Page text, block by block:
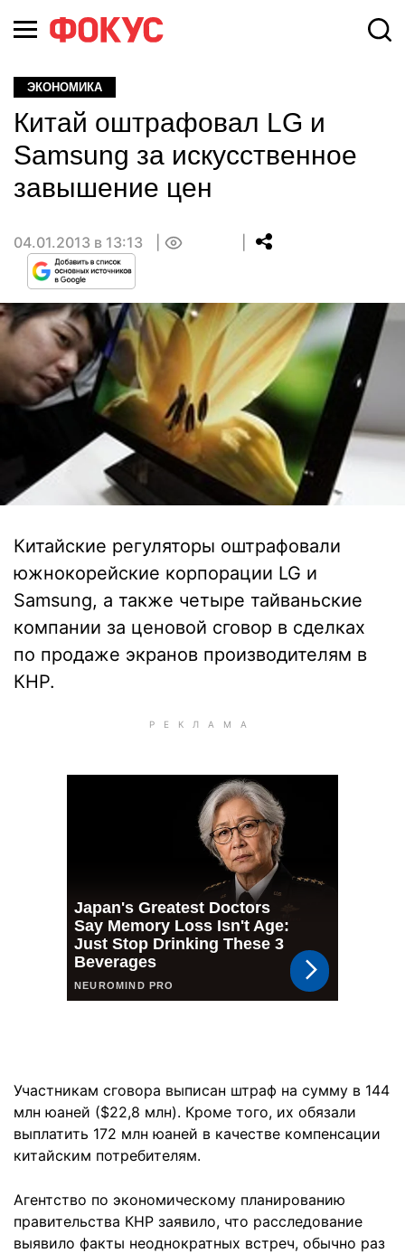
ЭКОНОМИКА
Китай оштрафовал LG и
Samsung за искусственное
завышение цен
04.01.2013 в 13:13
Китайские регуляторы оштрафовали
южнокорейские корпорации LG и
Samsung, а также четыре тайваньские
компании за ценовой сговор в сделках
по продаже экранов производителям в
КНР.
Участникам сговора выписан штраф на сумму в 144
млн юаней ($22,8 млн). Кроме того, их обязали
выплатить 172 млн юаней в качестве компенсации
китайским потребителям.
Агентство по экономическому планированию
правительства КНР заявило, что расследование
выявило факты неоднократных встреч, обычно раз